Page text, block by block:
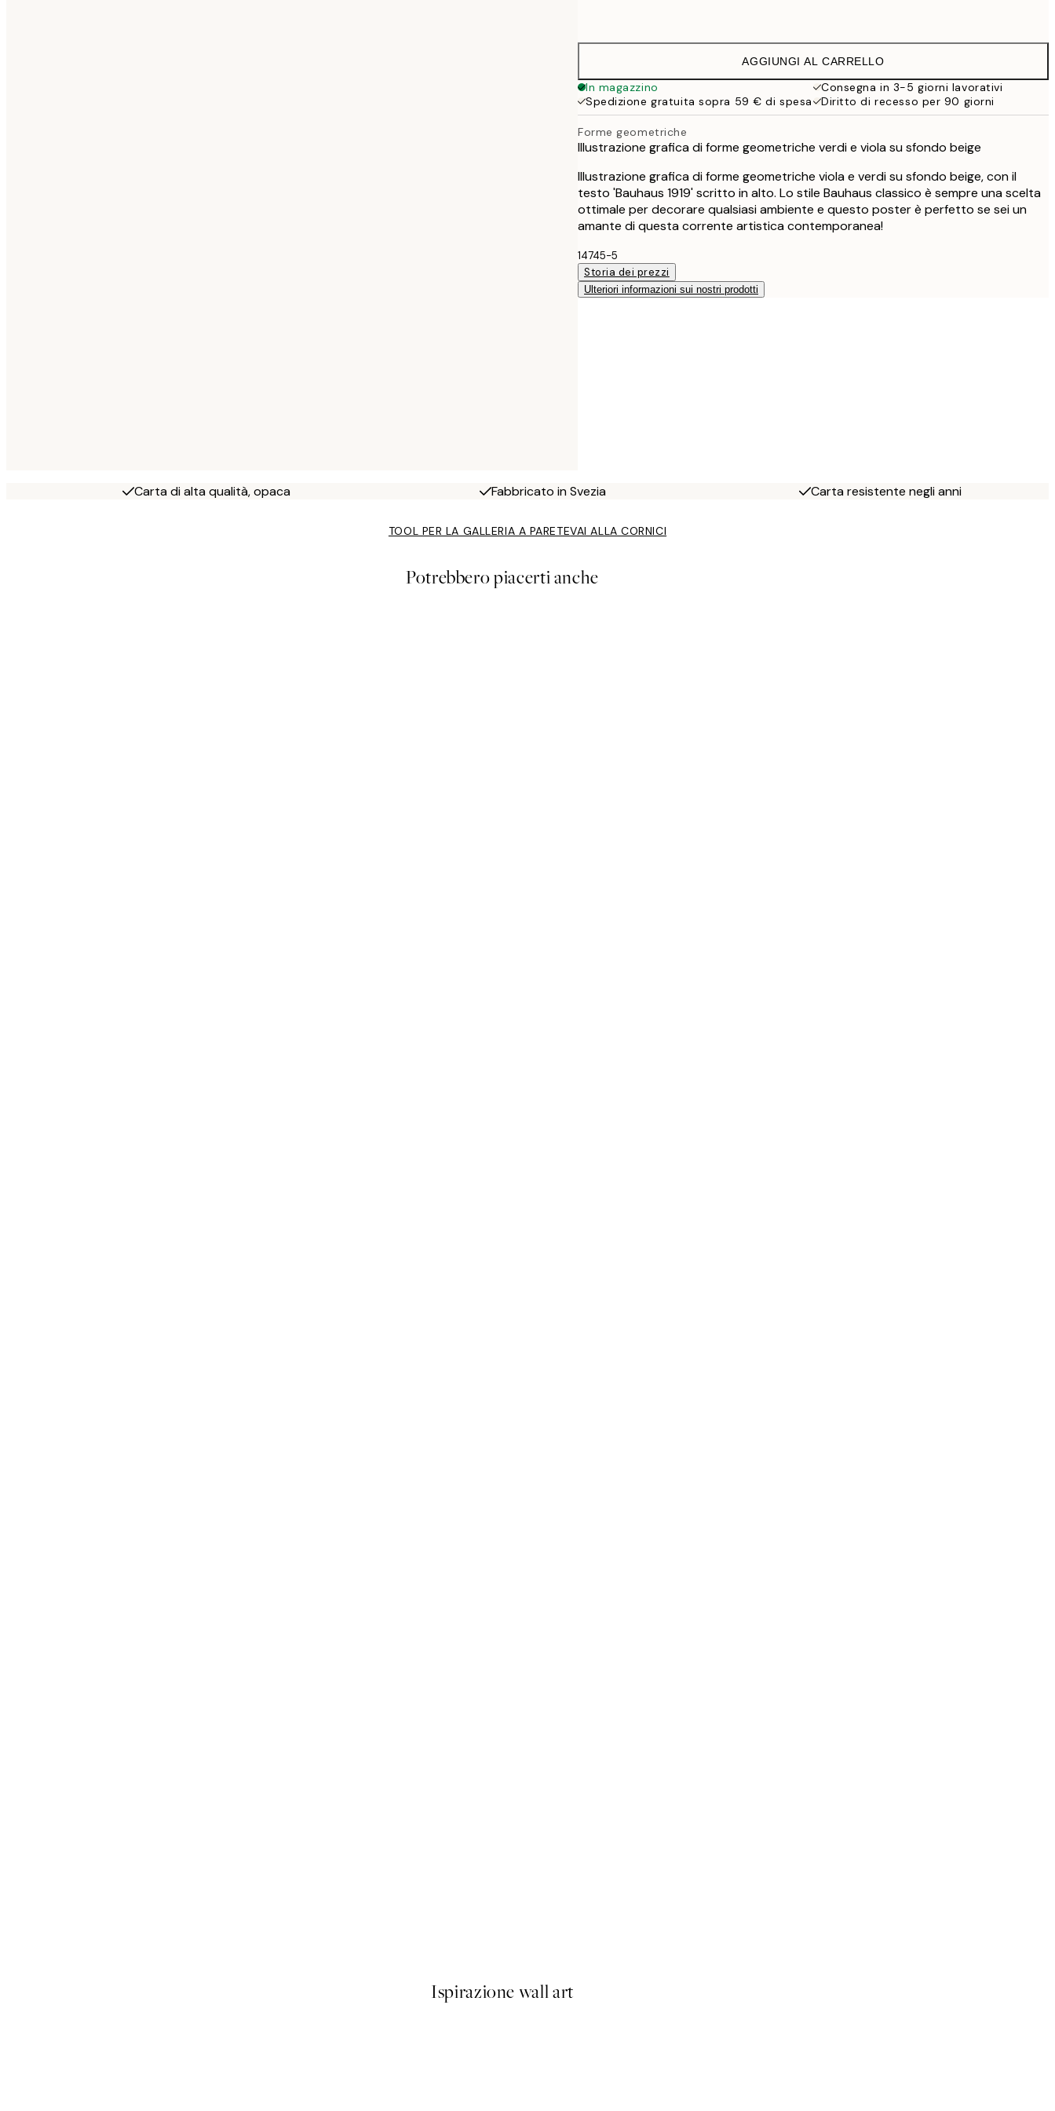
32,45 €
AGGIUNGI AL CARRELLO
In magazzino
Consegna in 3-5 giorni lavorativi
Spedizione gratuita sopra 59 € di spesa
Diritto di recesso per 90 giorni
Forme geometriche
Illustrazione grafica di forme geometriche verdi e viola su sfondo beige
Illustrazione grafica di forme geometriche viola e verdi su sfondo beige, con il
testo 'Bauhaus 1919' scritto in alto. Lo stile Bauhaus classico è sempre una scelta
ottimale per decorare qualsiasi ambiente e questo poster è perfetto se sei un
amante di questa corrente artistica contemporanea!
14745-5
Storia dei prezzi
Ulteriori informazioni sui nostri prodotti
Carta di alta qualità, opaca Fabbricato in Svezia Carta resistente negli anni
TOOL PER LA GALLERIA A PARETEVAI ALLA CORNICI
Potrebbero piacerti anche
Ispirazione wall art